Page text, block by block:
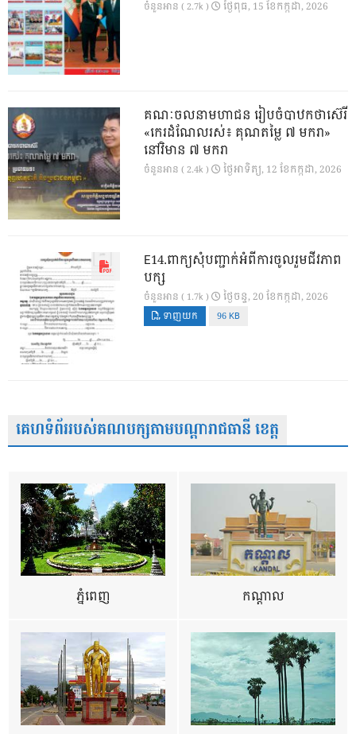
ចំនួនអាន ( 2.7k ) ថ្ងៃ​ពុធ, 15 ខែ​កក្កដា, 2026
គណៈចលនាមហាជន រៀបចំបាឋកថាស៊េរី
«កេរដំណែលរស់៖ គុណតម្លៃ ៧ មករា»
នៅវិមាន ៧ មករា
ចំនួនអាន ( 2.4k ) ថ្ងៃ​អាទិត្យ, 12 ខែ​កក្កដា, 2026
E14.ពាក្យសុំបញ្ជាក់អំពីការចូលរួមជីវភាព
បក្ស
ចំនួនអាន ( 1.7k ) ថ្ងៃ​ចន្ទ, 20 ខែ​កក្កដា, 2026
ទាញយក 96 KB
គេហទំព័ររបស់គណបក្សតាមបណ្តារាជធានី ខេត្ត
ភ្នំពេញ កណ្តាល